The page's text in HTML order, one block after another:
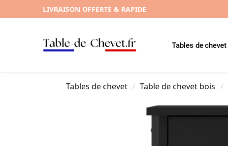
LIVRAISON OFFERTE & RAPIDE
Tables de chevet
Tables de chevet / Table de chevet bois /